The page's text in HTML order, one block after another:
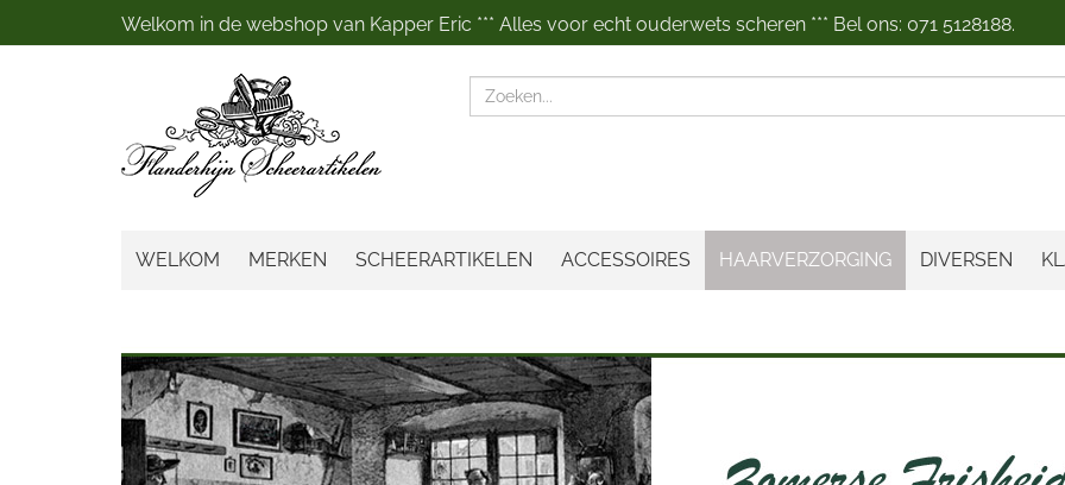
Welkom in de webshop van Kapper Eric *** Alles voor echt ouderwets scheren *** Bel ons: 071 5128188.
Zoeken
WELKOM MERKEN SCHEERARTIKELEN ACCESSOIRES HAARVERZORGING DIVERSEN